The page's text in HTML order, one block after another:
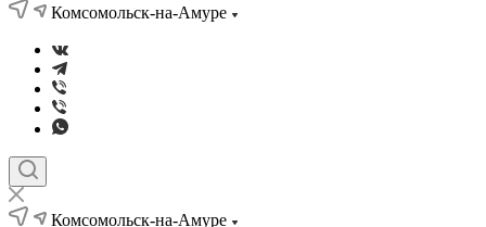
Комсомольск-на-Амуре
Комсомольск-на-Амуре